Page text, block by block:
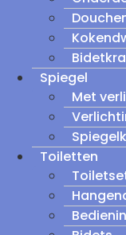
Spiegel
Met
Toiletten